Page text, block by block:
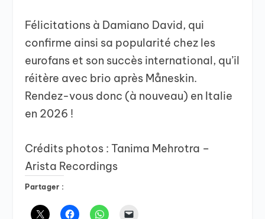
Félicitations à Damiano David, qui
confirme ainsi sa popularité chez les
eurofans et son succès international, qu’il
réitère avec brio après Måneskin.
Rendez-vous donc (à nouveau) en Italie
en 2026 !
Crédits photos : Tanima Mehrotra –
Arista Recordings
Partager :